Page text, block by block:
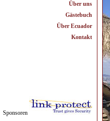
Über uns
Gästebuch
Über Ecuador
Kontakt
Sponsoren